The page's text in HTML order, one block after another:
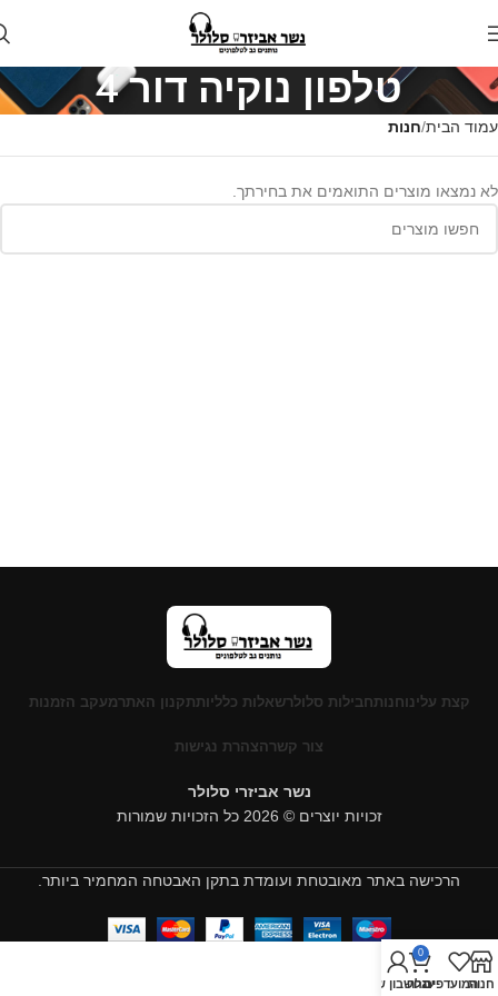
טלפון נוקיה דור 4
עמוד הבית חנות
לא נמצאו מוצרים התואמים את בחירתך.
קצת עלינוחנותחבילות סלולרשאלות כלליותתקנון האתרמעקב הזמנות
צור קשרהצהרת נגישות
נשר אביזרי סלולר
זכויות יוצרים © 2026 כל הזכויות שמורות
הרכישה באתר מאובטחת ועומדת בתקן האבטחה המחמיר ביותר.
חנותהמועדפים
0
עגלה
החשבון שלי